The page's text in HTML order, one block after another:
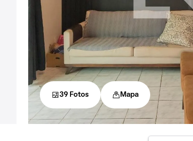
39 Fotos Mapa